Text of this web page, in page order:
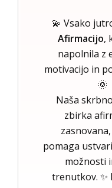
💫 Vsako
Afirmacijo,
napolnila z
motivacijo in
🌞
Naša
zbirka
pomaga
možnosti
trenutkov. ✨